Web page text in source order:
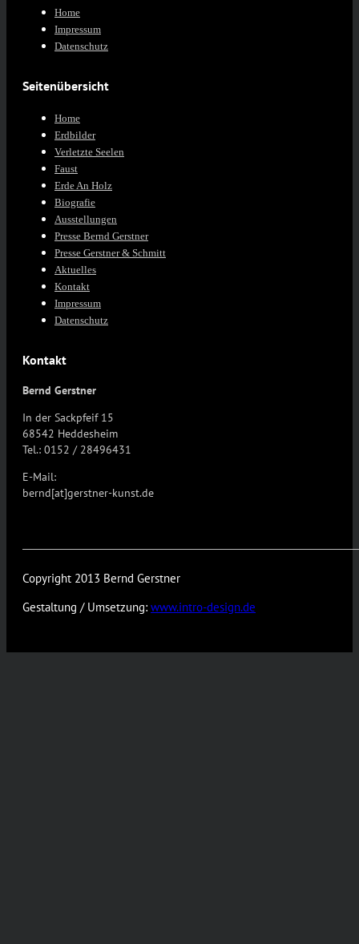
Home
Impressum
Datenschutz
Seitenübersicht
Home
Erdbilder
Verletzte Seelen
Faust
Erde An Holz
Biografie
Ausstellungen
Presse Bernd Gerstner
Presse Gerstner & Schmitt
Aktuelles
Kontakt
Impressum
Datenschutz
Kontakt
Bernd Gerstner
In der Sackpfeif 15
68542 Heddesheim
Tel.: 0152 / 28496431
E-Mail:
bernd[at]gerstner-kunst.de
Copyright 2013 Bernd Gerstner
Gestaltung / Umsetzung: www.intro-design.de